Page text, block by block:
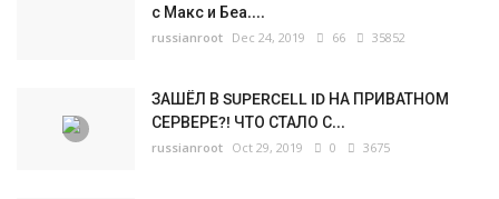
с Макс и Беа....
russianroot Dec 24, 2019 66 35852
ЗАШЁЛ В SUPERCELL ID НА ПРИВАТНОМ
СЕРВЕРЕ?! ЧТО СТАЛО С...
russianroot Oct 29, 2019 0 3675